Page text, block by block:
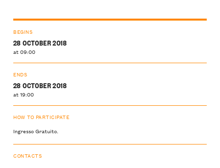
BEGINS
28 OCTOBER 2018
at 09:00
ENDS
28 OCTOBER 2018
at 19:00
HOW TO PARTICIPATE
Ingresso Gratuito.
CONTACTS